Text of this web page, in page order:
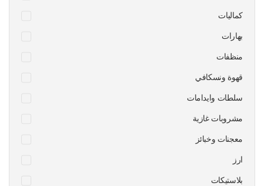
كماليات
بهارات
منظفات
قهوة ونسكافي
سلطات وايدامات
مشروبات غازية
معجنات وخبائز
ارز
بلاستيكات